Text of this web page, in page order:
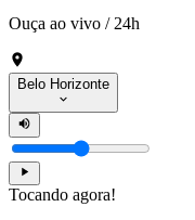
Ouça ao vivo / 24h
Belo Horizonte
Tocando agora!